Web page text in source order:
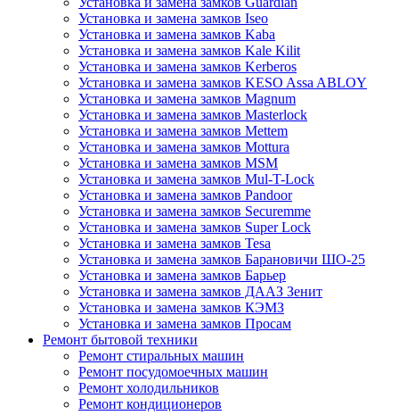
Установка и замена замков Iseo
Установка и замена замков Kaba
Установка и замена замков Kale Kilit
Установка и замена замков Kerberos
Установка и замена замков KESO Assa ABLOY
Установка и замена замков Magnum
Установка и замена замков Masterlock
Установка и замена замков Mettem
Установка и замена замков Mottura
Установка и замена замков MSM
Установка и замена замков Mul-T-Lock
Установка и замена замков Pandoor
Установка и замена замков Securemme
Установка и замена замков Super Lock
Установка и замена замков Tesa
Установка и замена замков Барановичи ШО-25
Установка и замена замков Барьер
Установка и замена замков ДААЗ Зенит
Установка и замена замков КЭМЗ
Установка и замена замков Просам
Ремонт бытовой техники
Ремонт стиральных машин
Ремонт посудомоечных машин
Ремонт холодильников
Ремонт кондиционеров